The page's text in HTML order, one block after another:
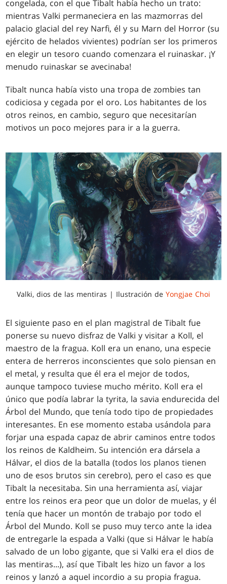
congelada, con el que Tibalt había hecho un trato:
mientras Valki permaneciera en las mazmorras del
palacio glacial del rey Narfi, él y su Marn del Horror (su
ejército de helados vivientes) podrían ser los primeros
en elegir un tesoro cuando comenzara el ruinaskar. ¡Y
menudo ruinaskar se avecinaba!
Tibalt nunca había visto una tropa de zombies tan
codiciosa y cegada por el oro. Los habitantes de los
otros reinos, en cambio, seguro que necesitarían
motivos un poco mejores para ir a la guerra.
Valki, dios de las mentiras | Ilustración de Yongjae Choi
El siguiente paso en el plan magistral de Tibalt fue
ponerse su nuevo disfraz de Valki y visitar a Koll, el
maestro de la fragua. Koll era un enano, una especie
entera de herreros inconscientes que solo piensan en
el metal, y resulta que él era el mejor de todos,
aunque tampoco tuviese mucho mérito. Koll era el
único que podía labrar la tyrita, la savia endurecida del
Árbol del Mundo, que tenía todo tipo de propiedades
interesantes. En ese momento estaba usándola para
forjar una espada capaz de abrir caminos entre todos
los reinos de Kaldheim. Su intención era dársela a
Hálvar, el dios de la batalla (todos los planos tienen
uno de esos brutos sin cerebro), pero el caso es que
Tibalt la necesitaba. Sin una herramienta así, viajar
entre los reinos era peor que un dolor de muelas, y él
tenía que hacer un montón de trabajo por todo el
Árbol del Mundo. Koll se puso muy terco ante la idea
de entregarle la espada a Valki (que si Hálvar le había
salvado de un lobo gigante, que si Valki era el dios de
las mentiras...), así que Tibalt les hizo un favor a los
reinos y lanzó a aquel incordio a su propia fragua.